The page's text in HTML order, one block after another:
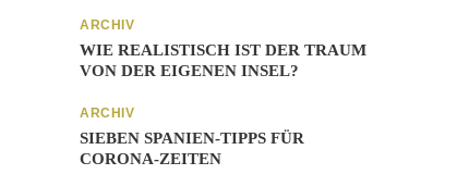
ARCHIV
WIE REALISTISCH IST DER TRAUM
VON DER EIGENEN INSEL?
ARCHIV
SIEBEN SPANIEN-TIPPS FÜR
CORONA-ZEITEN